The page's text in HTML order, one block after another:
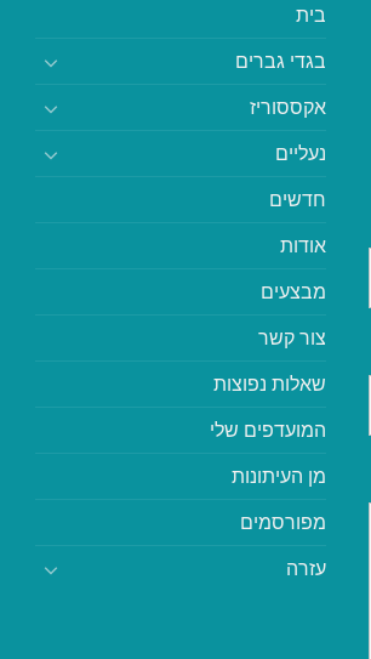
בית
בגדי גברים
אקססוריז
נעליים
חדשים
אודות
מבצעים
צור קשר
שאלות נפוצות
המועדפים שלי
מן העיתונות
מפורסמים
עזרה